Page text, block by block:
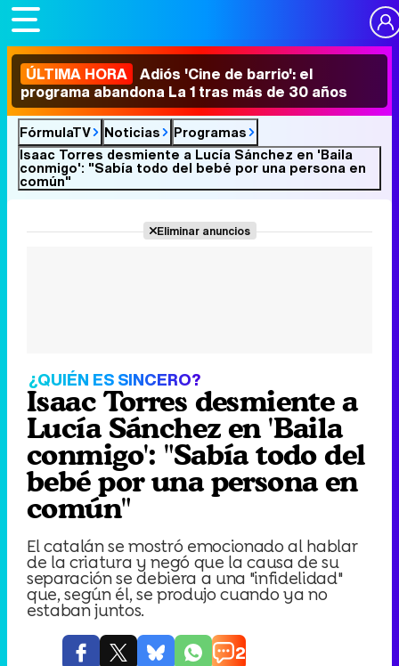
ÚLTIMA HORA Adiós 'Cine de barrio': el
programa abandona La 1 tras más de 30 años
FórmulaTV Noticias
Programas
Isaac Torres desmiente a Lucía Sánchez en 'Baila
conmigo': "Sabía todo del bebé por una persona en
común"
Eliminar anuncios
¿QUIÉN ES SINCERO?
Isaac Torres desmiente a
Lucía Sánchez en 'Baila
conmigo': "Sabía todo del
bebé por una persona en
común"
El catalán se mostró emocionado al hablar
de la criatura y negó que la causa de su
separación se debiera a una "infidelidad"
que, según él, se produjo cuando ya no
estaban juntos.
2